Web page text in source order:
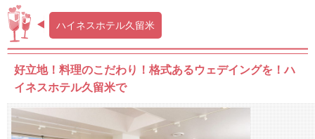
ハイネスホテル久留米
好立地！料理のこだわり！格式あるウェデイングを！ハ
イネスホテル久留米で